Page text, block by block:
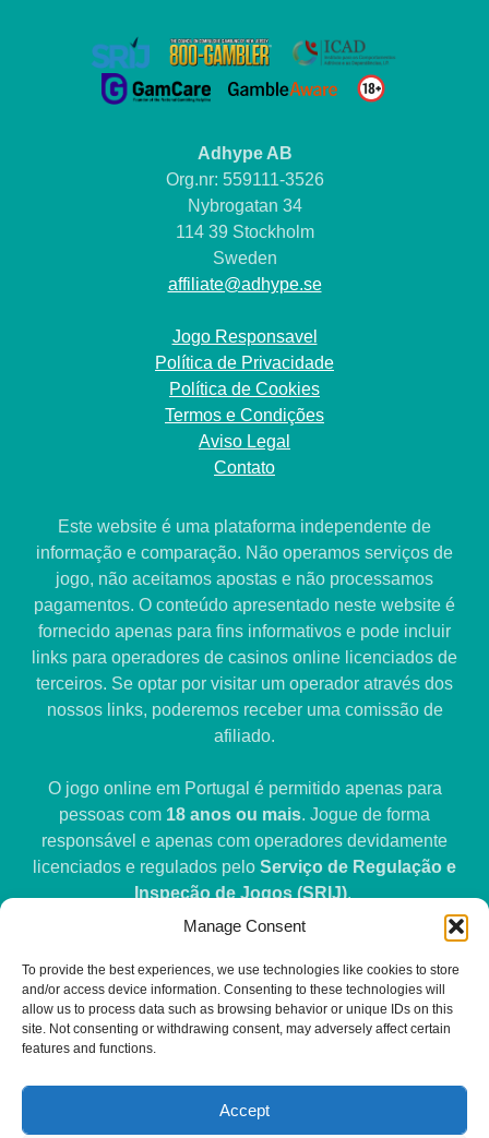
Manage Consent
To provide the best experiences, we use technologies like cookies to store
and/or access device information. Consenting to these technologies will
allow us to process data such as browsing behavior or unique IDs on this
site. Not consenting or withdrawing consent, may adversely affect certain
features and functions.
Accept
Adhype AB
Org.nr: 559111-3526
Nybrogatan 34
114 39 Stockholm
Sweden
affiliate@adhype.se
Jogo Responsavel
Política de Privacidade
Política de Cookies
Termos e Condições
Aviso Legal
Contato
Este website é uma plataforma independente de
informação e comparação. Não operamos serviços de
jogo, não aceitamos apostas e não processamos
pagamentos. O conteúdo apresentado neste website é
fornecido apenas para fins informativos e pode incluir
links para operadores de casinos online licenciados de
terceiros. Se optar por visitar um operador através dos
nossos links, poderemos receber uma comissão de
afiliado.
O jogo online em Portugal é permitido apenas para
pessoas com 18 anos ou mais. Jogue de forma
responsável e apenas com operadores devidamente
licenciados e regulados pelo Serviço de Regulação e
Inspeção de Jogos (SRIJ).
Não garantimos resultados, ganhos ou qualquer tipo de
retorno relacionado com atividades de jogo. Os
utilizadores são responsáveis por garantir que a
participação em jogos online é legal na sua jurisdição e
por tomar decisões informadas ao visitar websites de